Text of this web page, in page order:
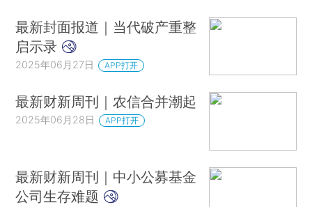
最新封面报道｜当代破产重整
启示录
2025年06月27日 APP打开
最新财新周刊｜农信合并潮起
2025年06月28日 APP打开
最新财新周刊｜中小公募基金
公司生存难题